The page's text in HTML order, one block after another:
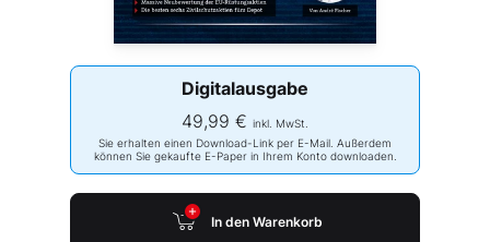
Digitalausgabe
49,99 € inkl. MwSt.
Sie erhalten einen Download-Link per E-Mail. Außerdem
können Sie gekaufte E-Paper in Ihrem Konto downloaden.
In den Warenkorb